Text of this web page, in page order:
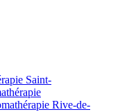
Saint-
Rive-de-